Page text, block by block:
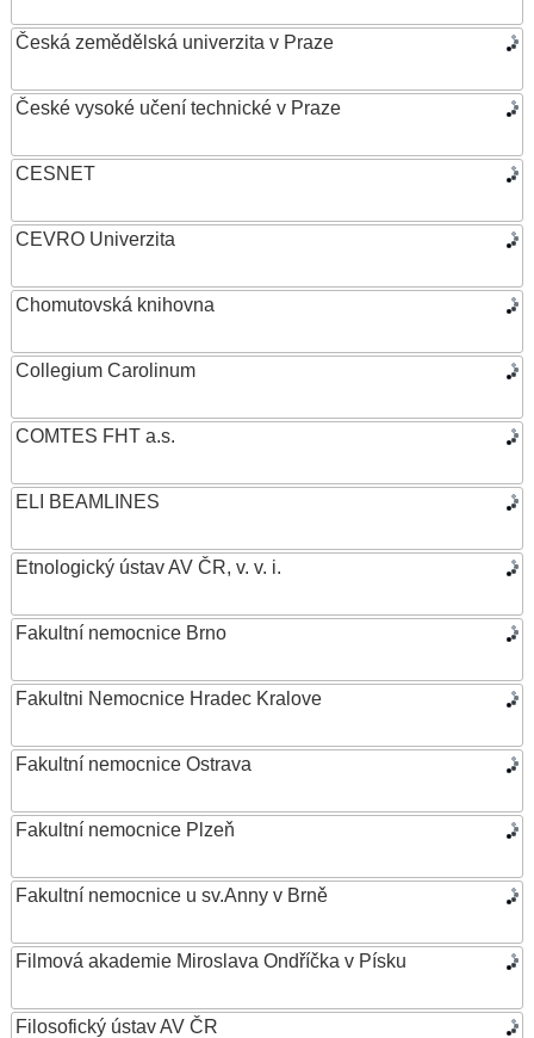
Česká zemědělská univerzita v Praze
České vysoké učení technické v Praze
CESNET
CEVRO Univerzita
Chomutovská knihovna
Collegium Carolinum
COMTES FHT a.s.
ELI BEAMLINES
Etnologický ústav AV ČR, v. v. i.
Fakultní nemocnice Brno
Fakultni Nemocnice Hradec Kralove
Fakultní nemocnice Ostrava
Fakultní nemocnice Plzeň
Fakultní nemocnice u sv.Anny v Brně
Filmová akademie Miroslava Ondříčka v Písku
Filosofický ústav AV ČR